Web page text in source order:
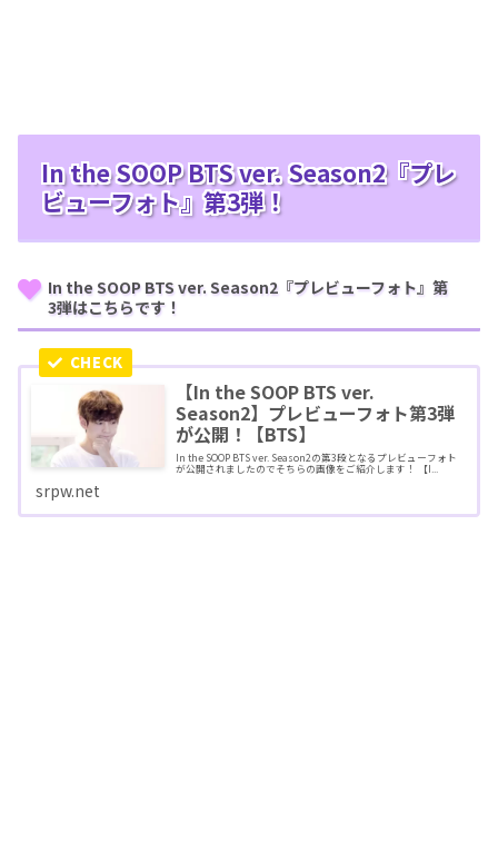
In the SOOP BTS ver. Season2『プレ
ビューフォト』第3弾！
In the SOOP BTS ver. Season2『プレビューフォト』第
3弾はこちらです！
【In the SOOP BTS ver.
Season2】プレビューフォト第3弾
が公開！【BTS】
In the SOOP BTS ver. Season2の第3段となるプレビューフォト
が公開されましたのでそちらの画像をご紹介します！ 【I...
srpw.net